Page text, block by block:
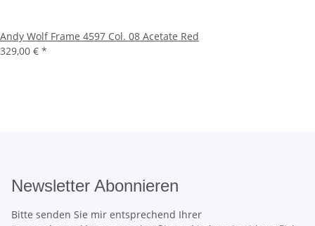
Andy Wolf Frame 4597 Col. 08 Acetate Red
329,00 € *
Newsletter Abonnieren
Bitte senden Sie mir entsprechend Ihrer